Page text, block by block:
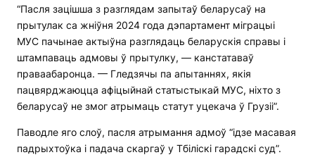
“Пасля зацішша з разглядам запытаў беларусаў на
прытулак са жніўня 2024 года дэпартамент міграцыі
МУС пачынае актыўна разглядаць беларускія справы і
штампаваць адмовы ў прытулку, — канстатаваў
праваабаронца. — Гледзячы па апытаннях, якія
пацвярджаюцца афіцыйнай статыстыкай МУС, ніхто з
беларусаў не змог атрымаць статут уцекача ў Грузіі”.
Паводле яго слоў, пасля атрымання адмоў “ідзе масавая
падрыхтоўка і падача скаргаў у Тбіліскі гарадскі суд”.